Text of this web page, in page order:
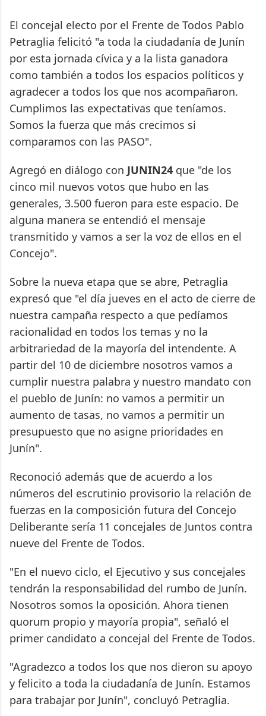
El concejal electo por el Frente de Todos Pablo
Petraglia felicitó "a toda la ciudadanía de Junín
por esta jornada cívica y a la lista ganadora
como también a todos los espacios políticos y
agradecer a todos los que nos acompañaron.
Cumplimos las expectativas que teníamos.
Somos la fuerza que más crecimos si
comparamos con las PASO".
Agregó en diálogo con JUNIN24 que "de los
cinco mil nuevos votos que hubo en las
generales, 3.500 fueron para este espacio. De
alguna manera se entendió el mensaje
transmitido y vamos a ser la voz de ellos en el
Concejo".
Sobre la nueva etapa que se abre, Petraglia
expresó que "el día jueves en el acto de cierre de
nuestra campaña respecto a que pedíamos
racionalidad en todos los temas y no la
arbitrariedad de la mayoría del intendente. A
partir del 10 de diciembre nosotros vamos a
cumplir nuestra palabra y nuestro mandato con
el pueblo de Junín: no vamos a permitir un
aumento de tasas, no vamos a permitir un
presupuesto que no asigne prioridades en
Junín".
Reconoció además que de acuerdo a los
números del escrutinio provisorio la relación de
fuerzas en la composición futura del Concejo
Deliberante sería 11 concejales de Juntos contra
nueve del Frente de Todos.
"En el nuevo ciclo, el Ejecutivo y sus concejales
tendrán la responsabilidad del rumbo de Junín.
Nosotros somos la oposición. Ahora tienen
quorum propio y mayoría propia", señaló el
primer candidato a concejal del Frente de Todos.
"Agradezco a todos los que nos dieron su apoyo
y felicito a toda la ciudadanía de Junín. Estamos
para trabajar por Junín", concluyó Petraglia.